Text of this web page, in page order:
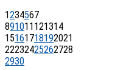
1234567
891011 121314
15161718192021
22232425262728
2930